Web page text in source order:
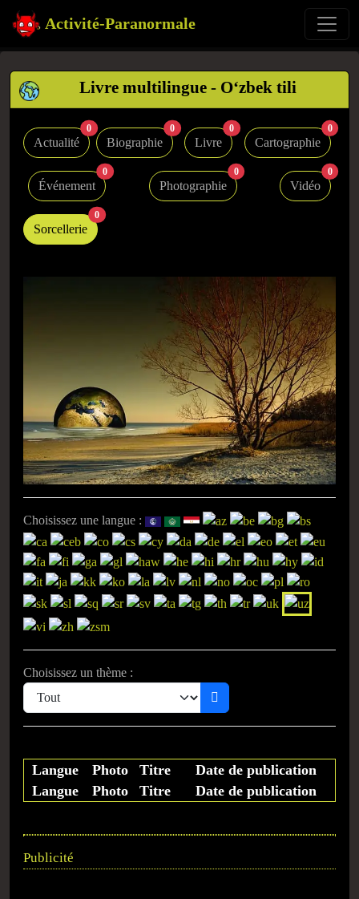
Activité-Paranormale
Livre multilingue - Oʻzbek tili
Actualité
0
Biographie
0
Livre
0
Cartographie
0
Événement
0
Photographie
0
Vidéo
0
Sorcellerie
0
Choisissez une langue :
Choisissez un thème :
Langue Photo Titre
Date de publication
Langue
Photo Titre Date de publication
Publicité